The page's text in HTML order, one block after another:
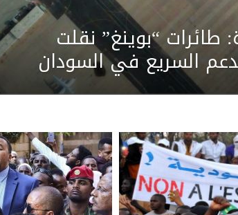
طائرات “بوينغ” نقلت
السريع في السودان